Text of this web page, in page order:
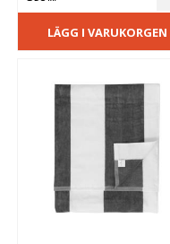
LÄGG I VARUKORGEN